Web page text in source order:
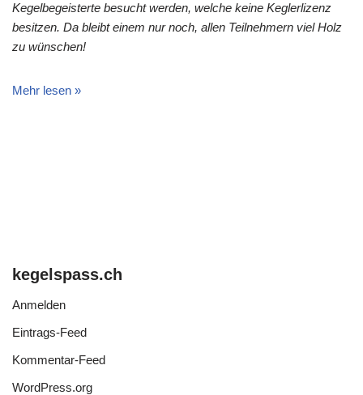
Kegelbegeisterte besucht werden, welche keine Keglerlizenz
besitzen. Da bleibt einem nur noch, allen Teilnehmern viel Holz
zu wünschen!
Mehr lesen »
kegelspass.ch
Anmelden
Eintrags-Feed
Kommentar-Feed
WordPress.org